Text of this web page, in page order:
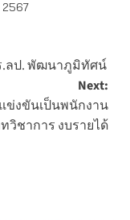
.ลป. พัฒนาภูมิทัศน์
Next:
ข่งขันเป็นพนักงาน
วิชาการ งบรายได้